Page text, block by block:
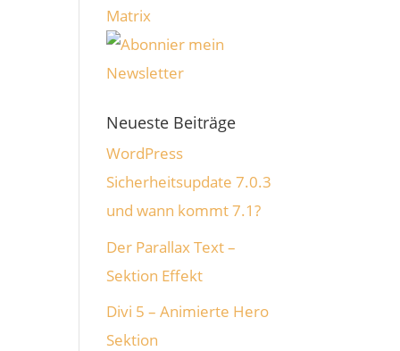
Neueste Beiträge
WordPress
Sicherheitsupdate 7.0.3
und wann kommt 7.1?
Der Parallax Text –
Sektion Effekt
Divi 5 – Animierte Hero
Sektion